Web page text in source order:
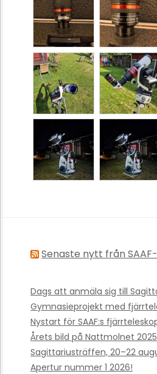
Senaste nytt från
Dags att anmäla sig till
Gymnasieprojekt med
Nystart för SAAF:s
Årets bild på Nattmolnet
Sagittariusträffen, 20–22
Apertur nummer 1 2026!